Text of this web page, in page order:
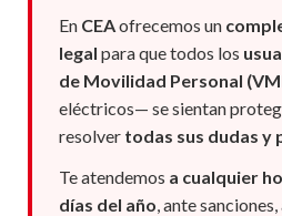
En CEAofrecemos un
legal para que todos los
de Movilidad Personal
eléctricos— se sientan
resolver todas sus dudas y
Te atendemos a cualquier
días del año , ante